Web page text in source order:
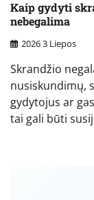
Kaip gydyti
nebegalima
2026 3 Liepos
Skrandžio
nusiskundimų,
gydytojus ar
tai gali būti